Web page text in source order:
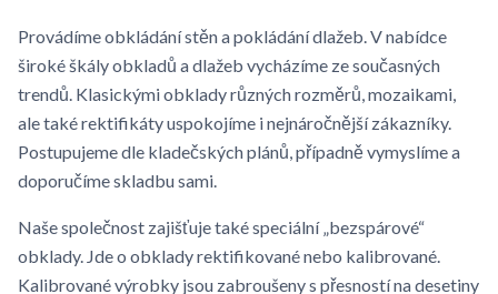
Provádíme obkládání stěn a pokládání dlažeb. V nabídce
široké škály obkladů a dlažeb vycházíme ze současných
trendů. Klasickými obklady různých rozměrů, mozaikami,
ale také rektifikáty uspokojíme i nejnáročnější zákazníky.
Postupujeme dle kladečských plánů, případně vymyslíme a
doporučíme skladbu sami.
Naše společnost zajišťuje také speciální „bezspárové“
obklady. Jde o obklady rektifikované nebo kalibrované.
Kalibrované výrobky jsou zabroušeny s přesností na desetiny